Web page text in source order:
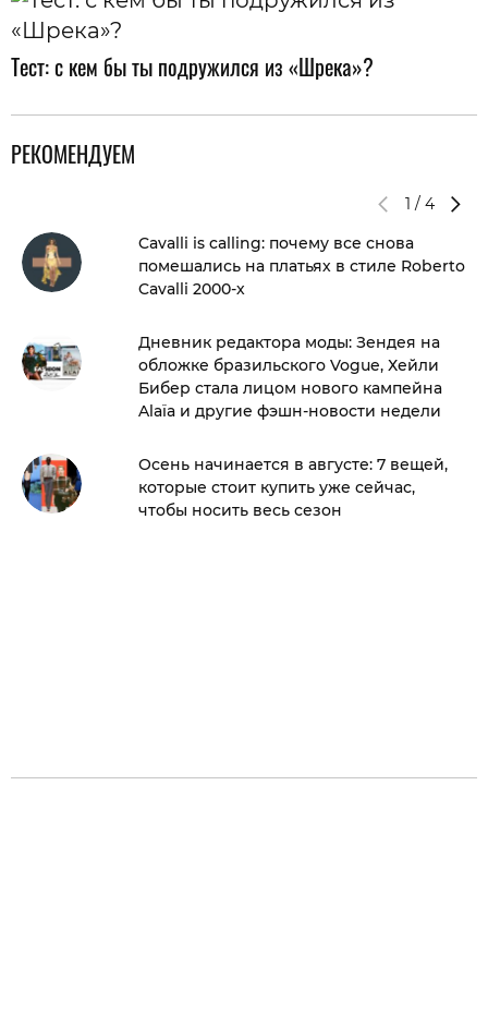
Тест: с кем бы ты подружился из «Шрека»?
РЕКОМЕНДУЕМ
1 / 4
Cavalli is calling: почему все снова
помешались на платьях в стиле Roberto
Cavalli 2000-х
Дневник редактора моды: Зендея на
обложке бразильского Vogue, Хейли
Бибер стала лицом нового кампейна
Alaïa и другие фэшн-новости недели
Осень начинается в августе: 7 вещей,
которые стоит купить уже сейчас,
чтобы носить весь сезон